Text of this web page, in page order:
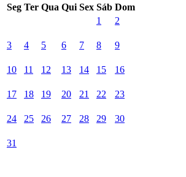
Seg Ter Qua Qui Sex Sáb Dom
1
2
3 4 5 6 7 8 9
10 11 12 13 14 15 16
17 18 19 20 21 22 23
24 25 26 27 28 29 30
31